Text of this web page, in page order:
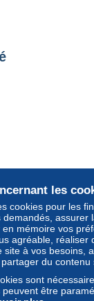
les
cookies pour les
demandés, assurer
mémoire vos
agréable, réaliser
site à vos besoins,
du contenu
sont
peuvent être